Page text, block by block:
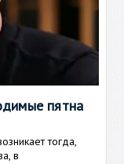
пятна
тогда,
в